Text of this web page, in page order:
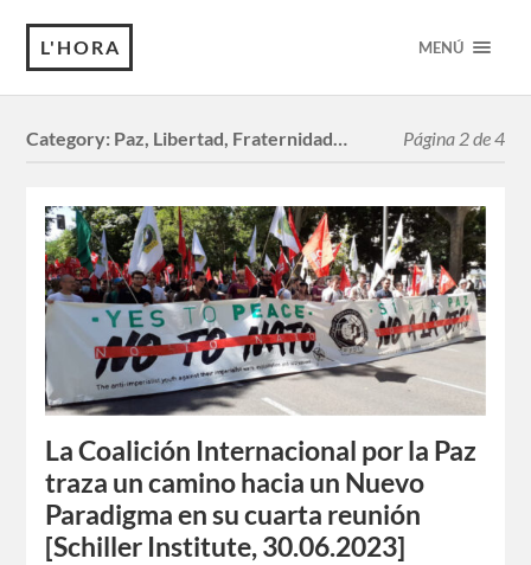
L'HORA MENÚ
Category: Paz, Libertad, Fraternidad… Página 2 de 4
La Coalición Internacional por la Paz
traza un camino hacia un Nuevo
Paradigma en su cuarta reunión
[Schiller Institute, 30.06.2023]